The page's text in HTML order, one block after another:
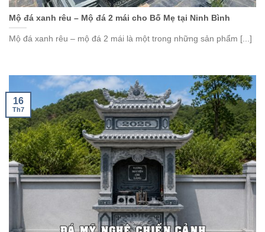
Mộ đá xanh rêu – Mộ đá 2 mái cho Bố Mẹ tại Ninh Bình
Mộ đá xanh rêu – mộ đá 2 mái là một trong những sản phẩm [...]
16
Th7